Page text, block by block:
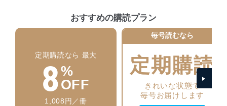
に、下記セキュリティ対策をはじめとする安全対策を実
施し、個人情報の漏えい、滅失またはき損の防止及び是
正に努めます。
アクセス制御
個人データを取り扱うことのできる機器及び当該
機器を取り扱う従業者を明確化し、 個人データへ
の不要なアクセスを防止しています。
おすすめの購読プラン
定期購読なら 最大
8%
OFF
1,008円／冊
毎号読むなら
定期購読
きれいな状態で
毎号お届けします